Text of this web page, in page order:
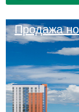
Продажа